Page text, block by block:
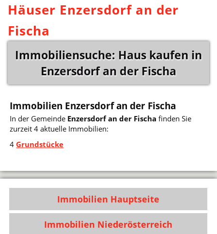
Häuser Enzersdorf an der
Fischa
Immobiliensuche: Haus kaufen in
Enzersdorf an der Fischa
Immobilien Enzersdorf an der Fischa
In der Gemeinde Enzersdorf an der Fischa finden Sie
zurzeit 4 aktuelle Immobilien:
4Grundstücke
Immobilien Hauptseite
Immobilien Niederösterreich